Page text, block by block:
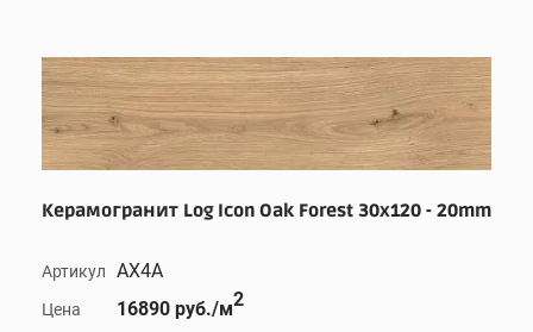
Керамогранит Log Icon Oak Forest 30x120 - 20mm
Артикул AX4A
Цена 16890 руб./м2